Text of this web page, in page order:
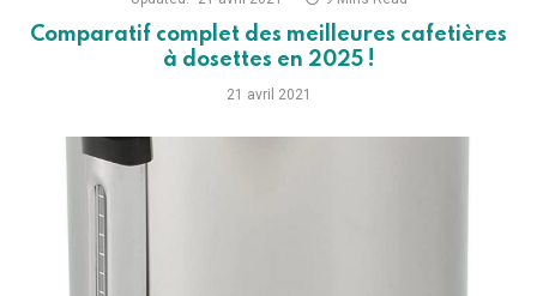
Comparatif complet des meilleures cafetières
à dosettes en 2025 !
21 avril 2021